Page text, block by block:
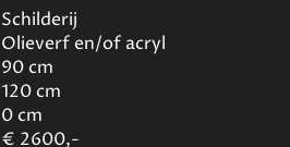
Schilderij
Olieverf en/of acryl
90cm
120cm
0cm
€ 2600,-